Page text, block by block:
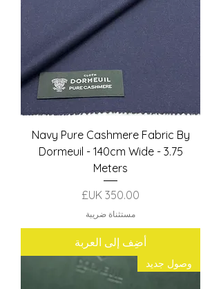
Navy Pure Cashmere Fabric By
Dormeuil - 140cm Wide - 3.75
Meters
السعر
مستثناة ضريبة
أضِف إلى العربة
وصول جديد